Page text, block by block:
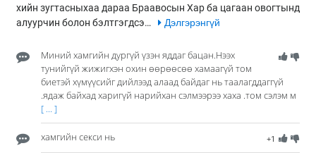
хийн зугтасныхаа дараа Браавосын Хар ба цагаан овогтынд
алуурчин болон бэлтгэгдсэ…
Дэлгэрэнгүй
Миний хамгийн дургүй үзэн яддаг бацан.Нээх
тунийгүй жижигхэн охин өөрөөсөө хамаагүй том
биетэй хүмүүсийг дийлээд алаад байдаг нь таалагддаггүй
.ядаж байхад харигүй нарийхан сэлмээрээ хаха .том сэлэм м
[ ... ]
+1
хамгийн секси нь